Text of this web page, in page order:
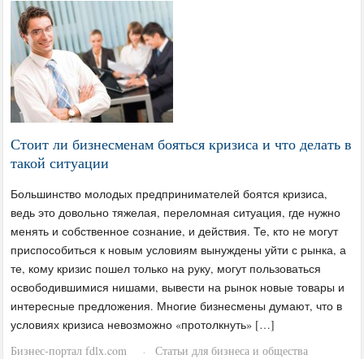
Стоит ли бизнесменам бояться кризиса и что делать в
такой ситуации
Большинство молодых предпринимателей боятся кризиса,
ведь это довольно тяжелая, переломная ситуация, где нужно
менять и собственное сознание, и действия. Те, кто не могут
приспособиться к новым условиям вынуждены уйти с рынка, а
те, кому кризис пошел только на руку, могут пользоваться
освободившимися нишами, вывести на рынок новые товары и
интересные предложения. Многие бизнесмены думают, что в
условиях кризиса невозможно «протолкнуть» […]
Бизнес-портал fdlx.com
· Статьи для бизнеса и общества